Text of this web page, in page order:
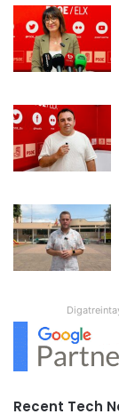
Recent Tech